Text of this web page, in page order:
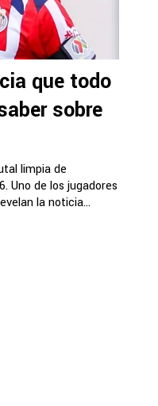
que todo
sobre
limpia de
Uno de los jugadores
la noticia...